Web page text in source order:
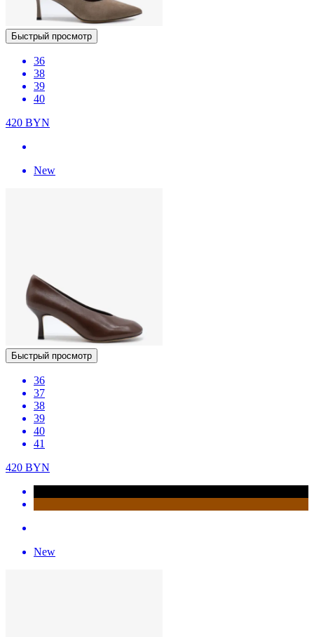
Быстрый просмотр
36
38
39
40
420 BYN
New
Быстрый просмотр
36
37
38
39
40
41
420 BYN
New